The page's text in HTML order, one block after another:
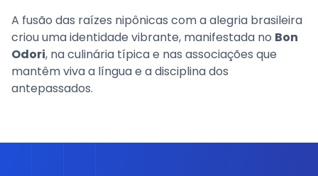
A fusão das raízes nipônicas com a alegria brasileira
criou uma identidade vibrante, manifestada no Bon
Odori, na culinária típica e nas associações que
mantêm viva a língua e a disciplina dos
antepassados.